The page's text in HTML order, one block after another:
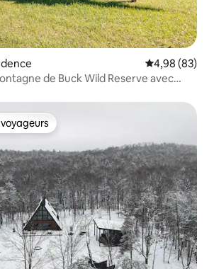
Évaluation
4,98 (83)
de Buck Wild Reserve avec
les plus appréciés